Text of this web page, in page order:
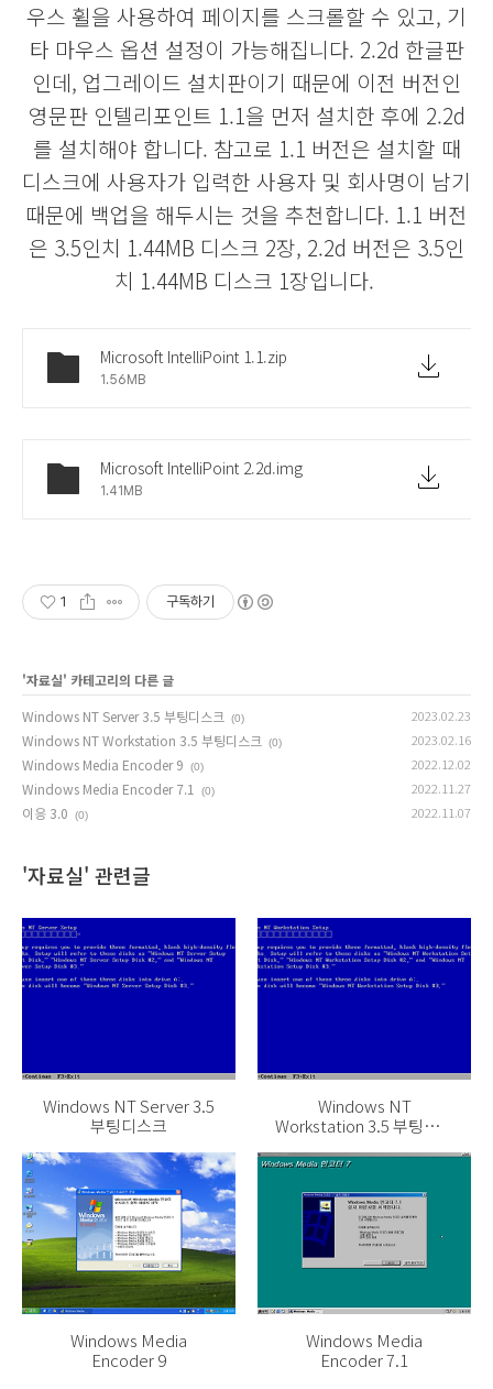
우스 휠을 사용하여 페이지를 스크롤할 수 있고, 기
타 마우스 옵션 설정이 가능해집니다. 2.2d 한글판
인데, 업그레이드 설치판이기 때문에 이전 버전인
영문판 인텔리포인트 1.1을 먼저 설치한 후에 2.2d
를 설치해야 합니다. 참고로 1.1 버전은 설치할 때
디스크에 사용자가 입력한 사용자 및 회사명이 남기
때문에 백업을 해두시는 것을 추천합니다. 1.1 버전
은 3.5인치 1.44MB 디스크 2장, 2.2d 버전은 3.5인
치 1.44MB 디스크 1장입니다.
Microsoft IntelliPoint 1.1.zip
1.56MB
Microsoft IntelliPoint 2.2d.img
1.41MB
1 구독하기
'자료실' 카테고리의 다른 글
Windows NT Server 3.5 부팅디스크
(0) 2023.02.23
Windows NT Workstation 3.5 부팅디스크 (0) 2023.02.16
Windows Media Encoder 9 (0) 2022.12.02
Windows Media Encoder 7.1 (0) 2022.11.27
이응 3.0 (0) 2022.11.07
'자료실' 관련글
Windows NT Server 3.5
부팅디스크
Windows NT
Workstation 3.5 부팅디스
Windows Media
Encoder 9
Windows Media
Encoder 7.1